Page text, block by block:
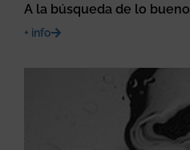
A la búsqueda de lo bueno
+ info